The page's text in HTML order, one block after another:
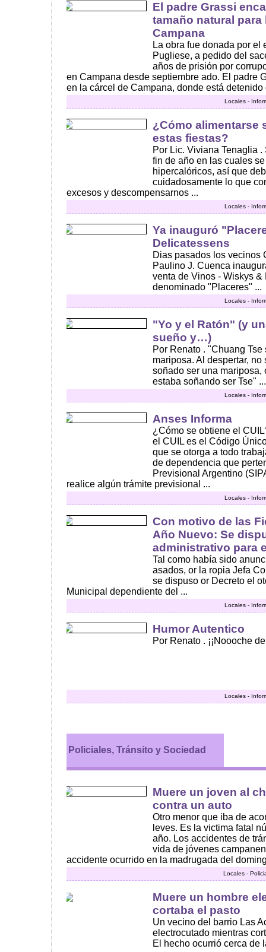
El padre Grassi
tamaño natural para
Campana
La obra fue donada por el
Pugliese, a pedido del
años de prisión por
en Campana desde septiembre ado. El padre
en la cárcel de Campana, donde está detenido
Locales -
¿Cómo alimentarse
estas fiestas?
Por Lic. Viviana Tenaglia
fin de año en las cuales
hipercalóricos, así que
cuidadosamente lo que
excesos y descompensarnos ...
Locales -
Ya inauguró
Delicatessens
Dias pasados los vecinos
Paulino J. Cuenca
venta de Vinos - Wiskys
denominado "Placeres" ...
Locales -
"Yo y el Ratón" (y
sueño y…)
Por Renato . "Chuang
mariposa. Al despertar,
soñado ser una mariposa,
estaba soñando ser Tse" ...
Locales -
Anses Informa
¿Cómo se obtiene el
el CUIL es el Código
que se otorga a todo
de dependencia que
Previsional Argentino
realice algún trámite previsional ...
Locales -
Con motivo de las
Año Nuevo: Se
administrativo para
Tal como había sido
asados, or la ropia Jefa
se dispuso or Decreto el
Municipal dependiente del ...
Locales -
Humor Autentico
Por Renato . ¡¡Noooche
Locales -
Policiales, Tránsito y Sociedad
Muere un joven al
contra un auto
Otro menor que iba de
leves. Es la victima fatal
año. Los accidentes de
vida de jóvenes
accidente ocurrido en la madrugada del
Locales -
Muere un hombre
cortaba el pasto
Un vecino del barrio Las
electrocutado mientras
El hecho ocurrió cerca de